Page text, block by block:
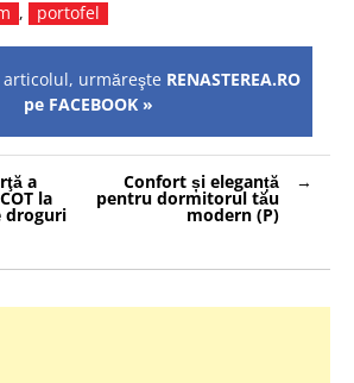
, portofel
articolul, urmăreşte RENASTEREA.RO
pe FACEBOOK »
a
la
droguri
Confort și eleganță
pentru dormitorul tău
modern (P)